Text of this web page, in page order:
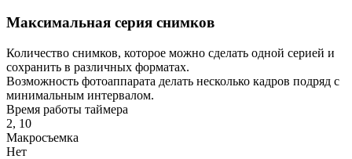
Максимальная серия снимков
Количество снимков, которое можно сделать одной серией и
сохранить в различных форматах.
Возможность фотоаппарата делать несколько кадров подряд с
минимальным интервалом.
Время работы таймера
2, 10
Макросъемка
Нет